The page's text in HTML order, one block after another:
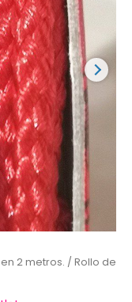
2 metros. / Rollo de